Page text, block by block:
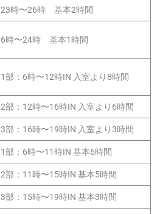
23時〜26時 基本2時間
6時〜24時 基本1時間
1部：6時〜12時IN 入室より8時間
2部：12時〜16時IN 入室より6時間
3部：16時〜19時IN 入室より3時間
1部：6時〜11時IN 基本6時間
2部：11時〜15時IN 基本5時間
3部：15時〜19時IN 基本3時間